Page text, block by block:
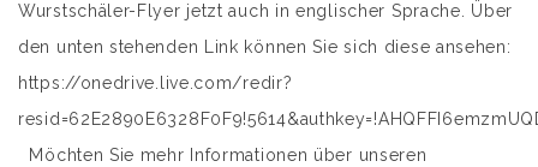
Wurstschäler-Flyer jetzt auch in englischer Sprache. Über
den unten stehenden Link können Sie sich diese ansehen:
https://onedrive.live.com/redir?
Möchten Sie mehr Informationen über unseren